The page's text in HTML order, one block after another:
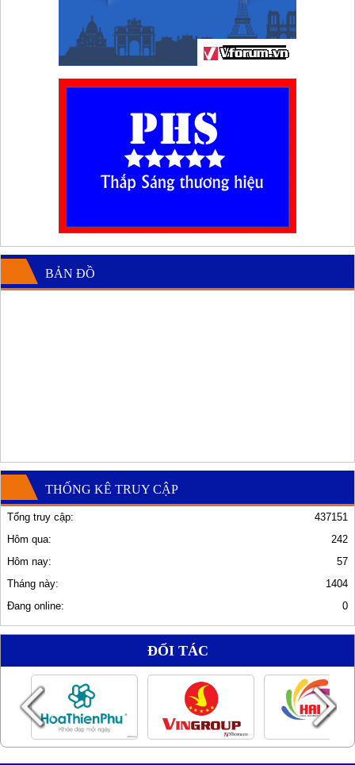
BẢN ĐỒ
THỐNG KÊ TRUY CẬP
437151
Tổng truy cập:
242
Hôm qua:
57
Hôm nay:
1404
Tháng này:
0
Đang online:
ĐỐI TÁC